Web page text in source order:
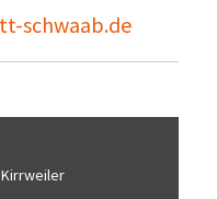
schwaab.de
Kirrweiler